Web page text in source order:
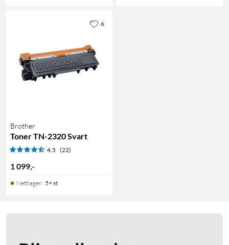
Brother
Toner TN-2320 Svart
4.5 (22)
1 099,-
Nettlager: 5+ st
6